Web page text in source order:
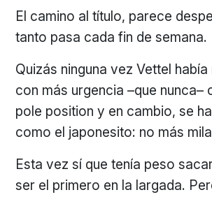
El camino al título, parece
tanto pasa cada fin de semana.
Quizás ninguna vez Vettel
con más urgencia –que nunca–
pole position y en cambio, se
como el japonesito: no más
Esta vez sí que tenía peso
ser el primero en la largada.